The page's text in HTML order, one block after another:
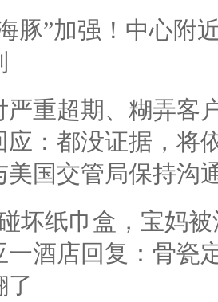
豚”加强！中心附
严重超期、糊弄客
应：都没证据，将
美国交管局保持沟
坏纸巾盒，宝妈
一酒店回复：骨瓷
了